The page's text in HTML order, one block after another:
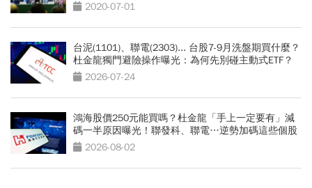
2020-07-01
台泥(1101)、聯電(2303)... 台股7-9月洗盤期買什麼？
杜金龍獨門避險操作曝光：為何先別碰主動式ETF？
2026-07-24
鴻海股價250元能買嗎？杜金龍「手上一定要有」減
碼一半原因曝光！聯發科、聯電…逆勢加碼這些個股
2026-08-02